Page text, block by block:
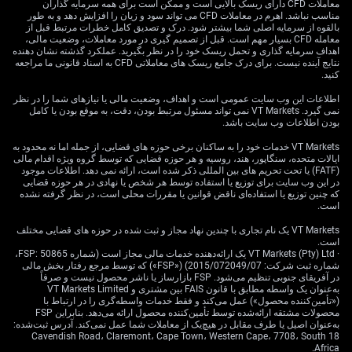
Now, with Japan’s GDP falling 0.2% in the first quarter—
more than economists had expected—we need to be
alert. While a tiny miss on paper, the result carries more
weight when considered alongside recent inflation
figures and trade data, all pointing to uneven domestic
some relief to exporters, but this most recent GDP print
hints that any tailwind from a lower currency is being
fatigue or business investment slowing more than
forecasted.
Monitoring The USD JPY
Rate
The dip in GDP directly affects sentiment around the
USD/JPY pair, which has eased downward following
the release. This move perhaps also reflects a broader
concern about the fragility of Japan’s rebound. From
معاملات CFD دارای ریسک بالایی است و ممکن است برای همه سرمایه گذاران
مناسب نباشد. اهرم در معاملات CFD می تواند سود و زیان را افزایش دهد و به طور
بالقوه از سرمایه اصلی شما بیشتر شود. درک و تصدیق کامل خطرات مرتبط قبل از
معامله CFD بسیار مهم است. قبل از تصمیم گیری در مورد معاملات، وضعیت مالی،
اهداف سرمایه گذاری و تحمل ریسک خود را در نظر بگیرید. عملکرد گذشته نشان دهنده
نتایج آینده نیست. برای درک جامع ریسک های معاملاتی CFD به اسناد قانونی ما مراجعه
کنید.
اطلاعات این وب سایت عمومی است و اهداف، وضعیت مالی یا نیازهای شما را در نظر
نمی گیرد. VT Markets نمی تواند مسئول مرتبط بودن، دقت، به موقع بودن یا کامل
بودن اطلاعات وب سایت باشد.
VT Markets خدمات خود را به ساکنان برخی حوزه های قضایی، از جمله اما نه محدود به
ایالات متحده، سنگاپور، هند، روسیه و هر حوزه قضایی که توسط گروه ویژه اقدام مالی
(FATF) یا تحت تحریم های بین المللی ذکر شده است، ارائه نمی دهد. اطلاعات موجود
در این وب سایت برای توزیع یا استفاده توسط هر شخص یا نهادی در هر حوزه قضایی
که چنین توزیع یا استفاده‌ای ناقض قوانین یا مقررات محلی است، در نظر گرفته نشده
است.
VT Markets یک نام تجاری با چندین نهاد مجاز و ثبت شده در حوزه های قضایی مختلف
است.
· VT Markets (Pty) Ltd یک ارائه‌دهنده خدمات مالی مجاز است (شماره FSP: 50865،
شماره ثبت شرکت: 2015/072049/07) («FSP») که توسط مرجع رفتار بخش مالی
در آفریقای جنوبی تنظیم می‌شود. FSP بازارساز یا ناشر محصول نیست و صرفاً
به‌عنوان یک واسطه مطابق با قانون FAIS بین مشتری و VT Markets Limited
(«تأمین‌کننده محصول») عمل می‌کند و فقط خدمات واسطه‌گری را در ارتباط با
محصولات مشتقه ارائه‌شده توسط تأمین‌کننده محصول ارائه می‌دهد. بنابراین FSP
به‌عنوان اصیل یا طرف مقابل در هیچ‌یک از معاملات شما عمل نمی‌کند. آدرس ثبت‌شده:
18 Cavendish Road، Claremont، Cape Town، Western Cape، 7708، South
Africa.